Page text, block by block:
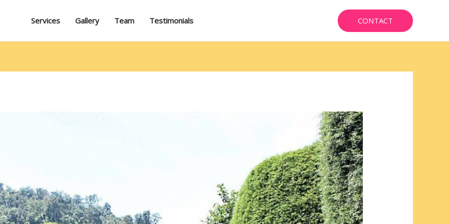
Services Gallery Team Testimonials CONTACT